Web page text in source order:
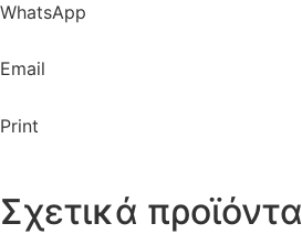
WhatsApp
Email
Print
Σχετικά προϊόντα